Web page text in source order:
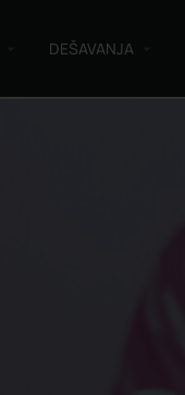
DEŠAVANJA